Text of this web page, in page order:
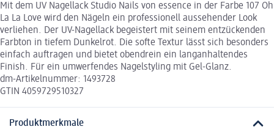
Mit dem UV Nagellack Studio Nails von essence in der Farbe 107 Oh
La La Love wird den Nägeln ein professionell aussehender Look
verliehen. Der UV-Nagellack begeistert mit seinem entzückenden
Farbton in tiefem Dunkelrot. Die softe Textur lässt sich besonders
einfach auftragen und bietet obendrein ein langanhaltendes
Finish. Für ein umwerfendes Nagelstyling mit Gel-Glanz.
dm-Artikelnummer: 1493728
GTIN 4059729510327
Produktmerkmale